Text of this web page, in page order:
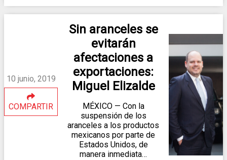
10 junio, 2019
COMPARTIR
Sin aranceles se
evitarán
afectaciones a
exportaciones:
Miguel Elizalde
MÉXICO — Con la
suspensión de los
aranceles a los productos
mexicanos por parte de
Estados Unidos, de
manera inmediata…